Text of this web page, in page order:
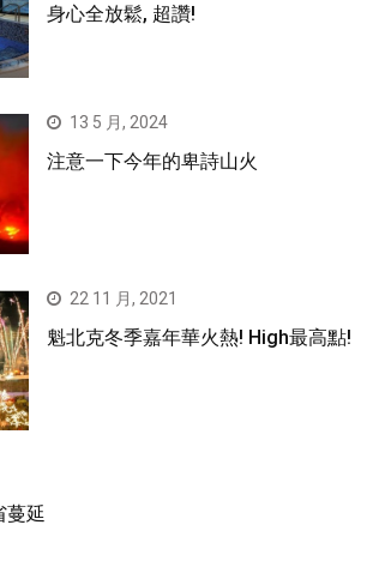
身心全放鬆, 超讚!
13 5 月, 2024
注意一下今年的卑詩山火
22 11 月, 2021
魁北克冬季嘉年華火熱! High最高點!
蔓延